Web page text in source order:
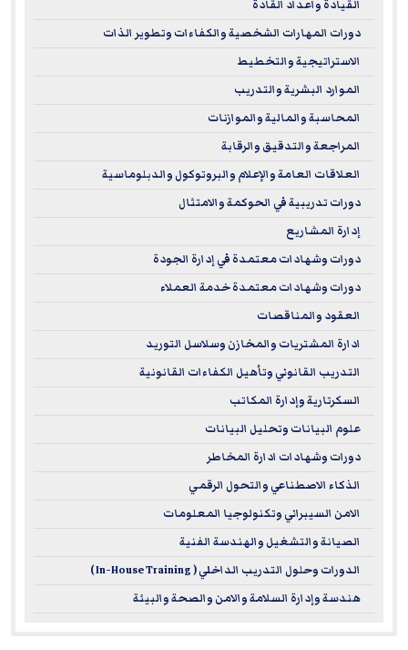
القيادة واعداد القادة
دورات المهارات الشخصية والكفاءات وتطوير الذات
الاستراتيجية والتخطيط
الموارد البشرية والتدريب
المحاسبة والمالية والموازنات
المراجعة والتدقيق والرقابة
العلاقات العامة والإعلام والبروتوكول والدبلوماسية
دورات تدريبية في الحوكمة والامتثال
إدارة المشاريع
دورات وشهادات معتمدة في إدارة الجودة
دورات وشهادات معتمدة خدمة العملاء
العقود والمناقصات
ادارة المشتريات والمخازن وسلاسل التوريد
التدريب القانوني وتأهيل الكفاءات القانونية
السكرتارية وإدارة المكاتب
علوم البيانات وتحليل البيانات
دورات وشهادات ادارة المخاطر
الذكاء الاصطناعي والتحول الرقمي
الامن السيبراني وتكنولوجيا المعلومات
الصيانة والتشغيل والهندسة الفنية
الدورات وحلول التدريب الداخلي ( In-House Training )
هندسة وإدارة السلامة والامن والصحة والبيئة